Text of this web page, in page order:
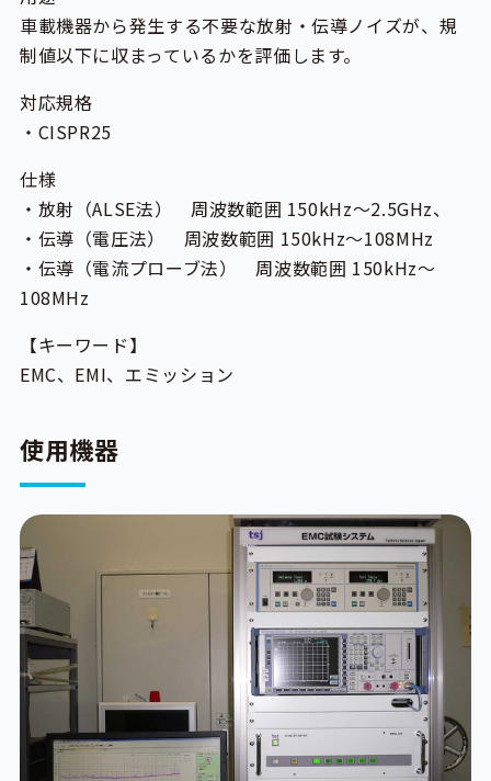
車載機器から発生する不要な放射・伝導ノイズが、規
制値以下に収まっているかを評価します。
対応規格
・CISPR25
仕様
・放射（ALSE法） 周波数範囲 150kHz～2.5GHz、
・伝導（電圧法） 周波数範囲 150kHz～108MHz
・伝導（電流プローブ法） 周波数範囲 150kHz～
108MHz
【キーワード】
EMC、EMI、エミッション
使用機器